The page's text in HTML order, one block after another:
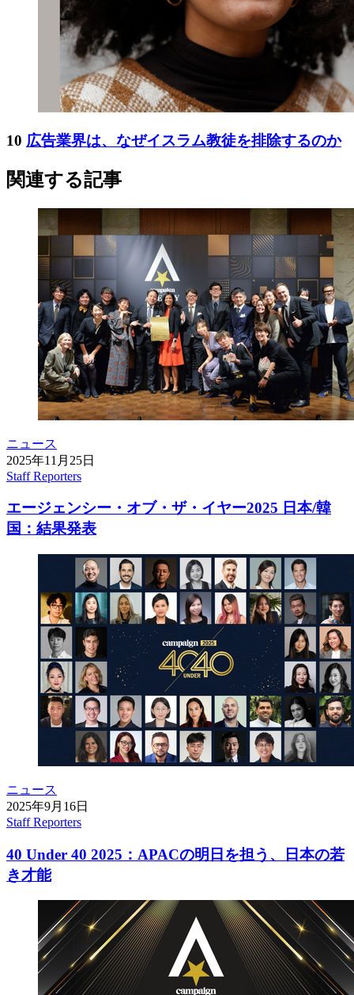
10 広告業界は、なぜイスラム教徒を排除するのか
関連する記事
ニュース
2025年11月25日
Staff Reporters
エージェンシー・オブ・ザ・イヤー2025 日本/韓
国：結果発表
ニュース
2025年9月16日
Staff Reporters
40 Under 40 2025：APACの明日を担う、日本の若
き才能